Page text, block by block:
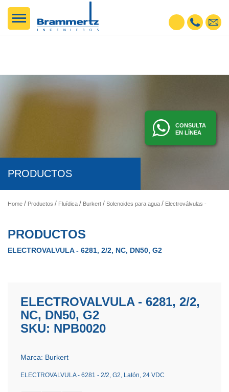
CONSULTA
EN LÍNEA
PRODUCTOS
Home Productos Fluídica Burkert Solenoides para agua Electroválvulas - Solenoides
PRODUCTOS
ELECTROVALVULA - 6281, 2/2, NC, DN50, G2
ELECTROVALVULA - 6281, 2/2,
NC, DN50, G2
SKU: NPB0020
Marca: Burkert
ELECTROVALVULA - 6281 - 2/2, G2, Latón, 24 VDC